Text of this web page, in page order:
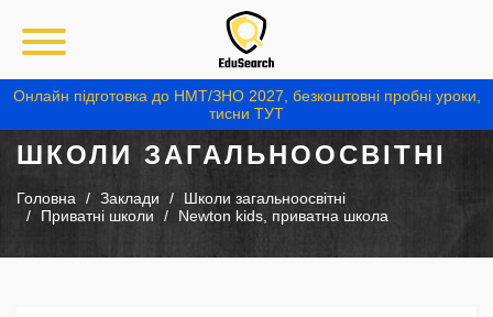
Онлайн підготовка до НМТ/ЗНО 2027, безкоштовні пробні уроки,
тисни ТУТ
ШКОЛИ ЗАГАЛЬНООСВІТНІ
Головна Заклади
Школи загальноосвітні
Приватні школи
Newton kids, приватна школа